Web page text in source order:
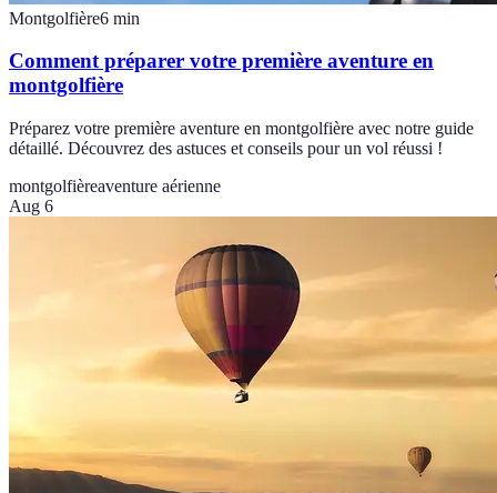
Montgolfière6 min
Comment préparer votre première aventure en
montgolfière
Préparez votre première aventure en montgolfière avec notre guide
détaillé. Découvrez des astuces et conseils pour un vol réussi !
montgolfièreaventure aérienne
Aug 6